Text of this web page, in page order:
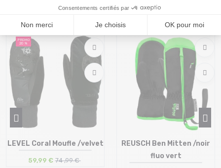
PROMO
20 %
LEVEL Coral Moufle /velvet
59,99 € 74 ,99 €
REUSCH Ben Mitten /noir
fluo vert